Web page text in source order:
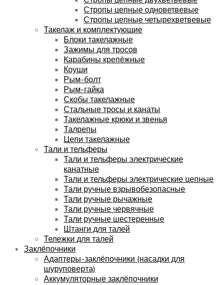
Стропы цепные одноветвевые
Стропы цепные четырехветвевые
Такелаж и комплектующие
Блоки такелажные
Зажимы для тросов
Карабины крепёжные
Коуши
Рым-болт
Рым-гайка
Скобы такелажные
Стальные тросы и канаты
Такелажные крюки и звенья
Талрепы
Цепи такелажные
Тали и тельферы
Тали и тельферы электрические
канатные
Тали и тельферы электрические цепные
Тали ручные взрывобезопасные
Тали ручные рычажные
Тали ручные червячные
Тали ручные шестеренные
Штанги для талей
Тележки для талей
Заклёпочники
Адаптеры-заклёпочники (насадки для
шуруповерта)
Аккумуляторные заклёпочники